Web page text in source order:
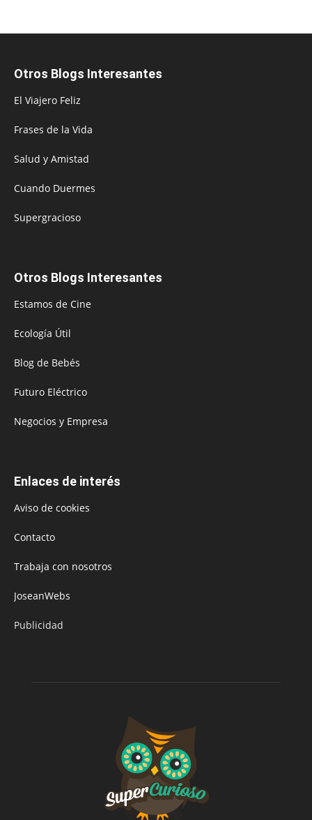
Otros Blogs Interesantes
El Viajero Feliz
Frases de la Vida
Salud y Amistad
Cuando Duermes
Supergracioso
Otros Blogs Interesantes
Estamos de Cine
Ecología Útil
Blog de Bebés
Futuro Eléctrico
Negocios y Empresa
Enlaces de interés
Aviso de cookies
Contacto
Trabaja con nosotros
JoseanWebs
Publicidad